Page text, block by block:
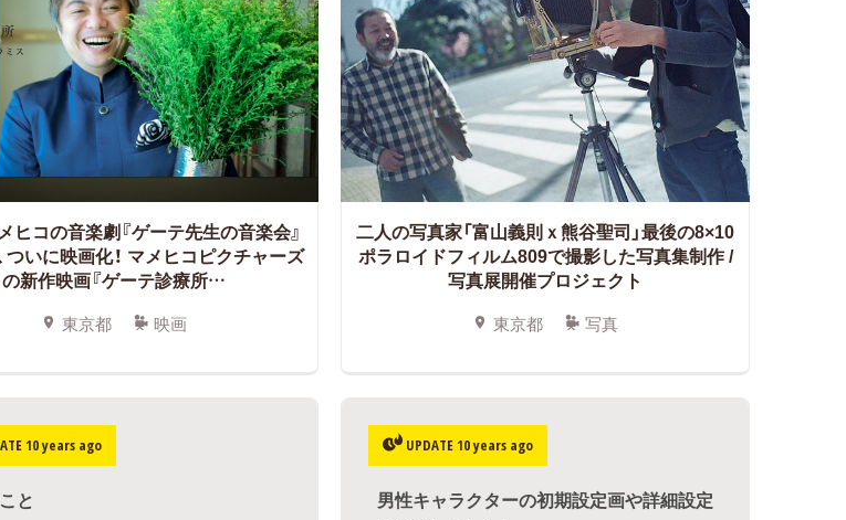
ヒコの音楽劇『ゲーテ先生の音楽会』
ついに映画化！ マメヒコピクチャーズ
の新作映画『ゲーテ診療所…
東京都 映画
二人の写真家「富山義則ｘ熊谷聖司」最後の8×10
ポラロイドフィルム809で撮影した写真集制作 /
写真展開催プロジェクト
東京都 写真
10 years ago
と
UPDATE 10 years ago
男性キャラクターの初期設定画や詳細設定